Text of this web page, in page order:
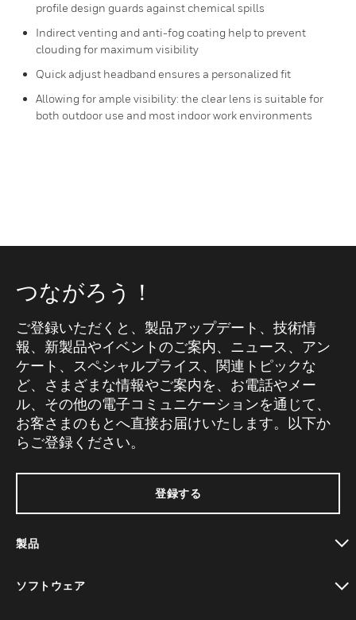
profile design guards against chemical spills
Indirect venting and anti-fog coating help to prevent
clouding for maximum visibility
Quick adjust headband ensures a personalized fit
Allowing for ample visibility: the clear lens is suitable for
both outdoor use and most indoor work environments
つながろう！
ご登録いただくと、製品アップデート、技術情
報、新製品やイベントのご案内、ニュース、アン
ケート、スペシャルプライス、関連トピックな
ど、さまざまな情報やご案内を、お電話やメー
ル、その他の電子コミュニケーションを通じて、
お客さまのもとへ直接お届けいたします。以下か
らご登録ください。
登録する
製品
ソフトウェア